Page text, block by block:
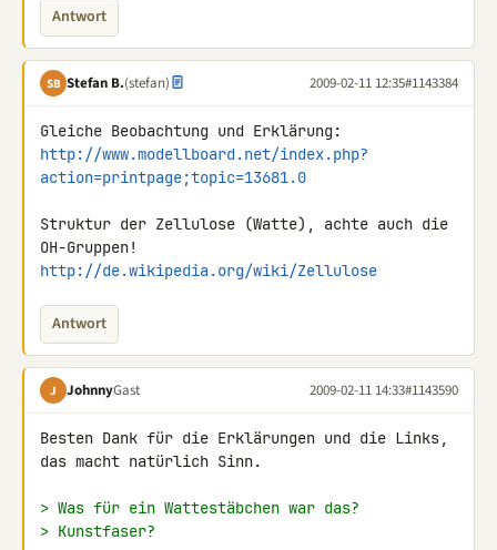
Antwort
SB Stefan B.(stefan) 2009-02-11 12:35#1143384
http://www.modellboard.net/index.php?
action=printpage;topic=13681.0
Struktur der Zellulose (Watte), achte auch die
http://de.wikipedia.org/wiki/Zellulose
Antwort
J JohnnyGast 2009-02-11 14:33#1143590
Besten Dank für die Erklärungen und die Links,
das macht natürlich Sinn.
> Was für ein Wattestäbchen war das?
> Kunstfaser?